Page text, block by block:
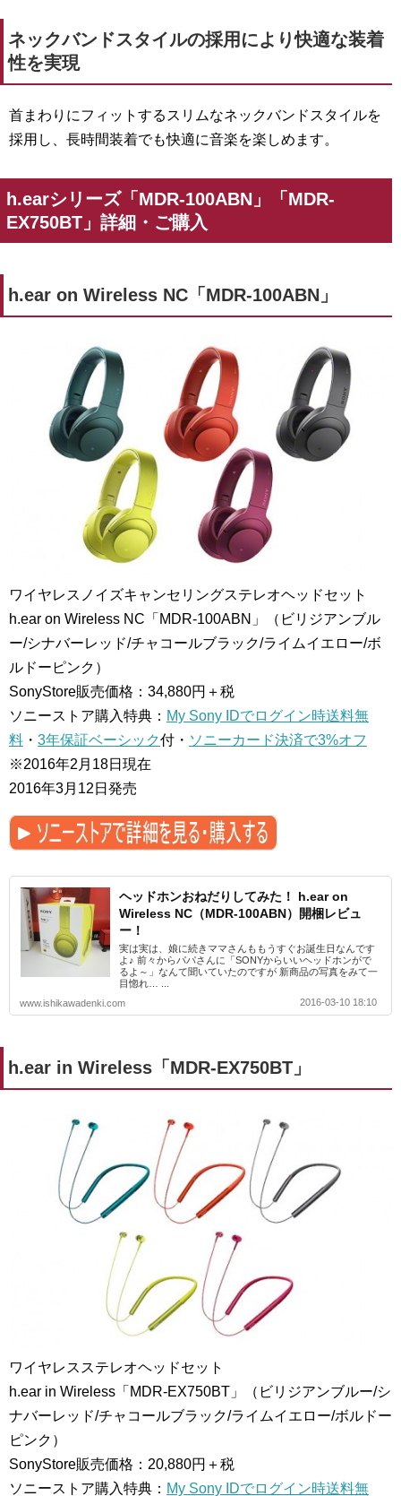
ネックバンドスタイルの採用により快適な装着
性を実現
首まわりにフィットするスリムなネックバンドスタイルを
採用し、長時間装着でも快適に音楽を楽しめます。
h.earシリーズ「MDR-100ABN」「MDR-
EX750BT」詳細・ご購入
h.ear on Wireless NC「MDR-100ABN」
ワイヤレスノイズキャンセリングステレオヘッドセット
h.ear on Wireless NC「MDR-100ABN」
（ビリジアンブル
ー/シナバーレッド/チャコールブラック/ライムイエロー/ボ
ルドーピンク）
SonyStore販売価格：34,880円＋税
ソニーストア購入特典： My Sony IDでログイン時送料無
料 ・ 3年保証ベーシック付・ ソニーカード決済で3%オフ
※2016年2月18日現在
2016年3月12日発売
ヘッドホンおねだりしてみた！ h.ear on
Wireless NC（MDR-100ABN）開梱レビュ
ー！
実は実は、娘に続きママさんももうすぐお誕生日なんです
よ♪ 前々からパパさんに「SONYからいいヘッドホンがで
るよ～」なんて聞いていたのですが 新商品の写真をみて一
目惚れ… ...
www.ishikawadenki.com
2016-03-10 18:10
h.ear in Wireless「MDR-EX750BT」
ワイヤレスステレオヘッドセット
h.ear in Wireless「MDR-EX750BT」
（ビリジアンブルー/シ
ナバーレッド/チャコールブラック/ライムイエロー/ボルドー
ピンク）
SonyStore販売価格：20,880円＋税
ソニーストア購入特典： My Sony IDでログイン時送料無